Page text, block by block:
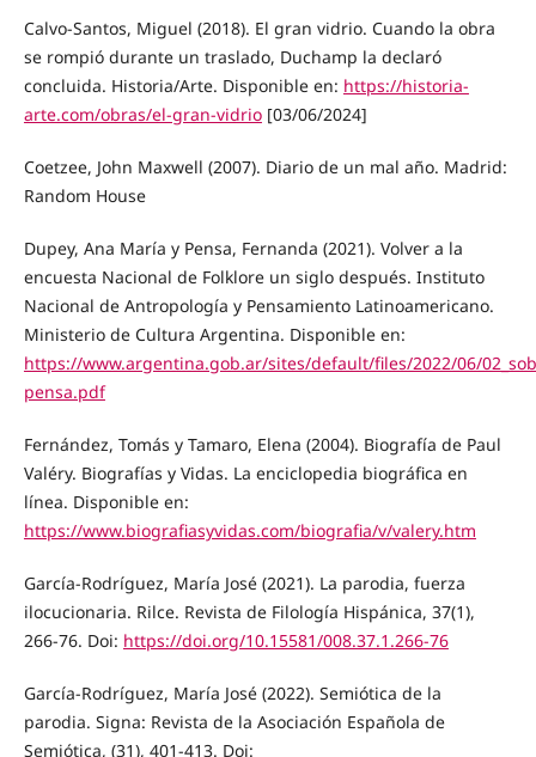
Calvo-Santos, Miguel (2018). El gran vidrio. Cuando la obra
se rompió durante un traslado, Duchamp la declaró
concluida. Historia/Arte. Disponible en: https://historia-
arte.com/obras/el-gran-vidrio[03/06/2024]
Coetzee, John Maxwell (2007). Diario de un mal año. Madrid:
Random House
Dupey, Ana María y Pensa, Fernanda (2021). Volver a la
encuesta Nacional de Folklore un siglo después. Instituto
Nacional de Antropología y Pensamiento Latinoamericano.
Ministerio de Cultura Argentina. Disponible en:
https://www.argentina.gob.ar/sites/default/files/2022/06/
pensa.pdf
Fernández, Tomás y Tamaro, Elena (2004). Biografía de Paul
Valéry. Biografías y Vidas. La enciclopedia biográfica en
línea. Disponible en:
https://www.biografiasyvidas.com/biografia/v/valery.htm
García-Rodríguez, María José (2021). La parodia, fuerza
ilocucionaria. Rilce. Revista de Filología Hispánica, 37(1),
266-76. Doi: https://doi.org/10.15581/008.37.1.266-76
García-Rodríguez, María José (2022). Semiótica de la
parodia. Signa: Revista de la Asociación Española de
Semiótica, (31), 401-413. Doi: